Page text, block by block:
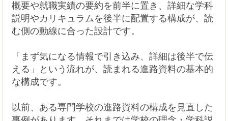
概要や就職実績の要約を前半に置き、詳細な学科
説明やカリキュラムを後半に配置する構成が、読
む側の動線に合った設計です。
「まず気になる情報で引き込み、詳細は後半で伝
える」という流れが、読まれる進路資料の基本的
な構成です。
以前、ある専門学校の進路資料の構成を見直した